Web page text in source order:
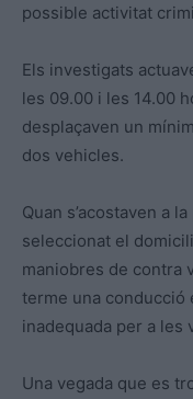
possible activitat
Els investigats
les 09.00 i les 14.00
desplaçaven un
dos vehicles.
Quan s’acostaven a
seleccionat el
maniobres de contra
terme una conducció
inadequada per a les
Una vegada que es